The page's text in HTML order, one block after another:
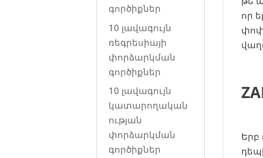
որ
Երբ
գործիքներ
10 լավագույն
ռեգրեսիայի
փորձարկման
գործիքներ
10 լավագույն
կատարողական
ության
փորձարկման
գործիքներ